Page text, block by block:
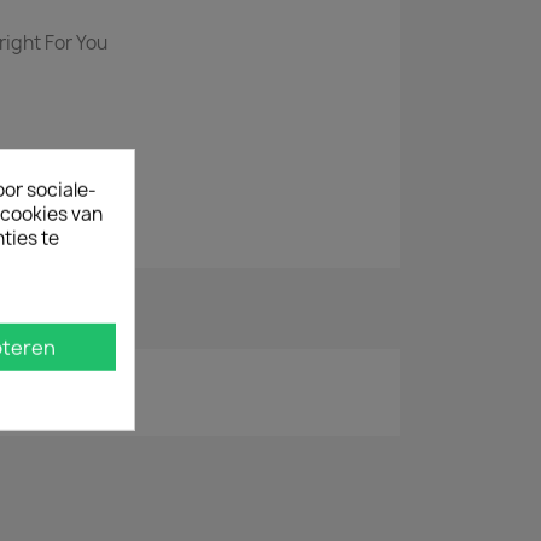
For You
Rising
sociale-
van
te